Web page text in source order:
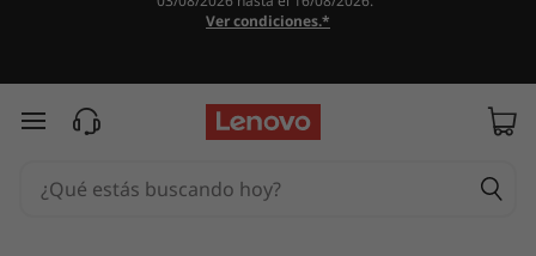
h
Ver condiciones.*
Ir al contenido principal